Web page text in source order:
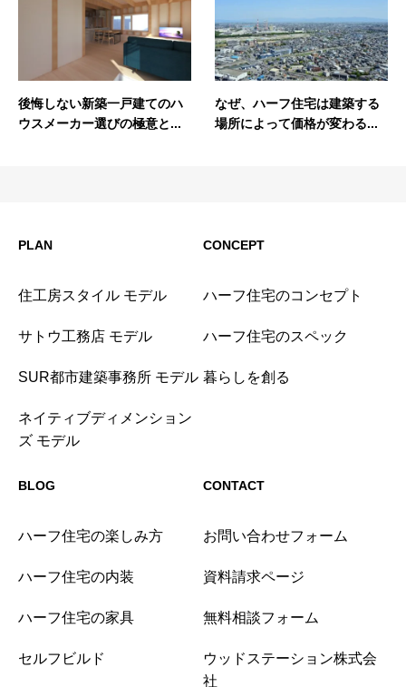
後悔しない新築一戸建てのハ
ウスメーカー選びの極意と...
なぜ、ハーフ住宅は建築する
場所によって価格が変わる...
PLAN
住工房スタイル モデル
サトウ工務店 モデル
SUR都市建築事務所 モデル
ネイティブディメンション
ズ モデル
CONCEPT
ハーフ住宅のコンセプト
ハーフ住宅のスペック
暮らしを創る
BLOG
ハーフ住宅の楽しみ方
ハーフ住宅の内装
ハーフ住宅の家具
セルフビルド
CONTACT
お問い合わせフォーム
資料請求ページ
無料相談フォーム
ウッドステーション株式会
社